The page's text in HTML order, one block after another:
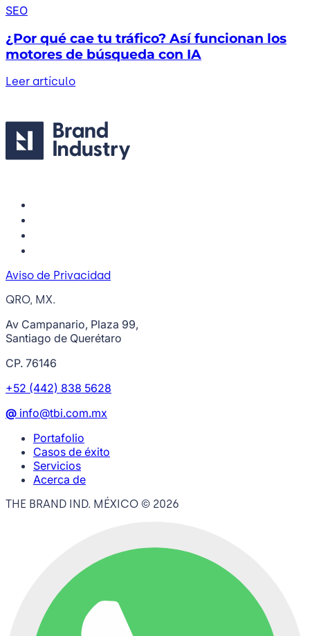
SEO
¿Por qué cae tu tráfico? Así funcionan los
motores de búsqueda con IA
Leer artículo
Aviso de Privacidad
QRO, MX.
Av Campanario, Plaza 99,
Santiago de Querétaro
CP. 76146
+52 (442) 838 5628
@ info@tbi.com.mx
Portafolio
Casos de éxito
Servicios
Acerca de
THE BRAND IND. MÉXICO © 2026